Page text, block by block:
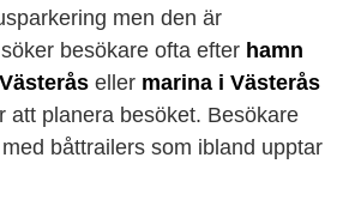
men den är
besökare ofta efter hamn
eller marina i Västerås
att planera besöket. Besökare
båttrailers som ibland upptar